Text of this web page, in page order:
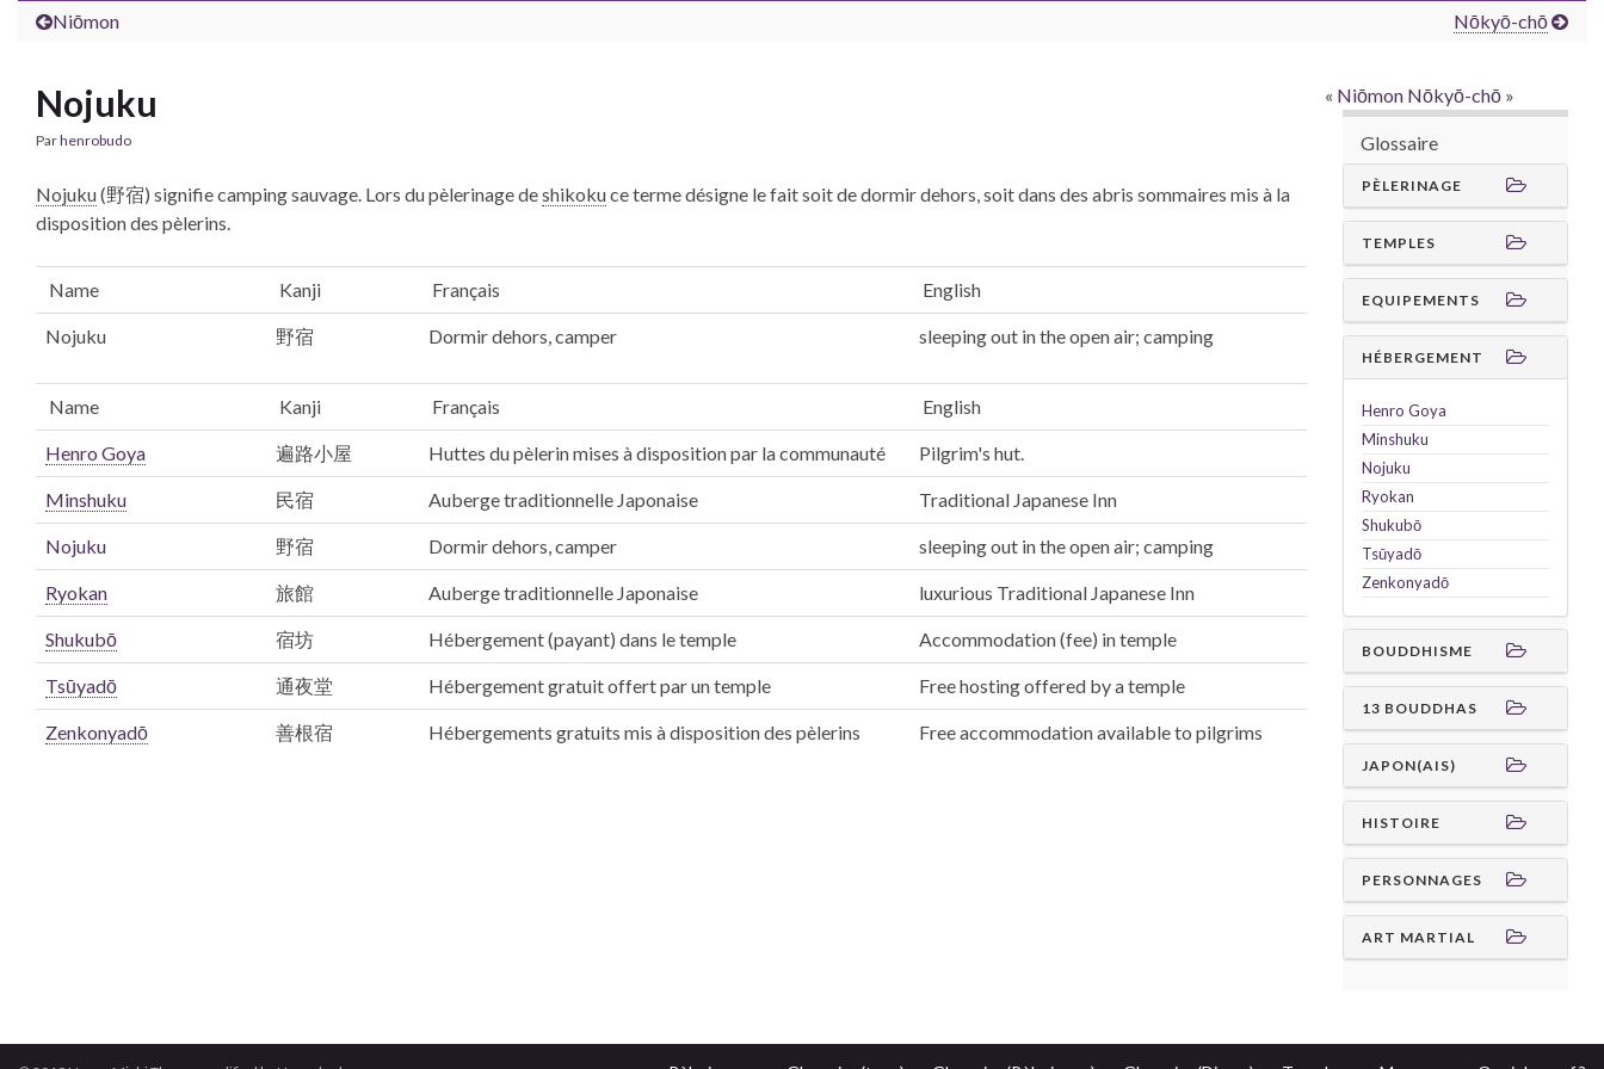
Niōmon
Nōkyō-chō
« Niōmon Nōkyō-chō »
Nojuku
Parhenrobudo
Nojuku(野宿) signifie camping sauvage. Lors du pèlerinage deshikokuce terme désigne le fait soit de dormir dehors, soit dans des abris sommaires mis à la
disposition des pèlerins.
Name Kanji Français English
Nojuku 野宿 Dormir dehors, camper sleeping out in the open air; camping
Name Kanji Français English
Henro Goya 遍路小屋 Huttes du pèlerin mises à disposition par la communauté Pilgrim's hut.
Minshuku 民宿 Auberge traditionnelle Japonaise Traditional Japanese Inn
Nojuku 野宿 Dormir dehors, camper sleeping out in the open air; camping
Ryokan 旅館 Auberge traditionnelle Japonaise luxurious Traditional Japanese Inn
Shukubō 宿坊 Hébergement (payant) dans le temple Accommodation (fee) in temple
Tsūyadō 通夜堂 Hébergement gratuit offert par un temple Free hosting offered by a temple
Zenkonyadō 善根宿 Hébergements gratuits mis à disposition des pèlerins Free accommodation available to pilgrims
Glossaire
PÈLERINAGE
TEMPLES
EQUIPEMENTS
HÉBERGEMENT
Henro Goya
Minshuku
Nojuku
Ryokan
Shukubō
Tsūyadō
Zenkonyadō
BOUDDHISME
13 BOUDDHAS
JAPON(AIS)
HISTOIRE
PERSONNAGES
ART MARTIAL